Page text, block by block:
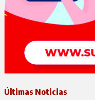
Últimas Noticias